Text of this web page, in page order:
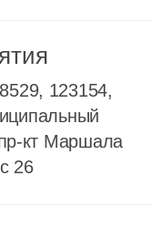
123154,
кт Маршала
26